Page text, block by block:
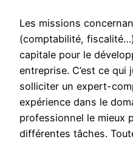
Les missions
(comptabilité,
capitale pour le
entreprise. C’est ce
solliciter un expert-
expérience dans le
professionnel le mieux
différentes tâches.